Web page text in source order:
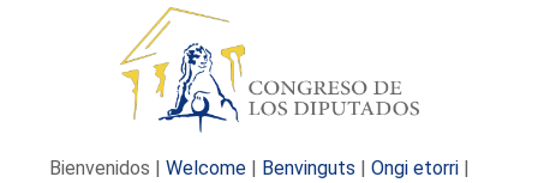
Bienvenidos | Welcome | Benvinguts | Ongi etorri |